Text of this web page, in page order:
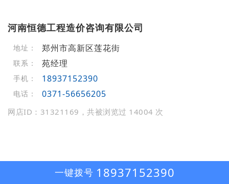
河南恒德工程造价咨询有限公司
地址： 郑州市高新区莲花街
联系： 苑经理
手机： 18937152390
电话： 0371-56656205
网店ID：31321169，共被浏览过 14004 次
一键拨号 18937152390